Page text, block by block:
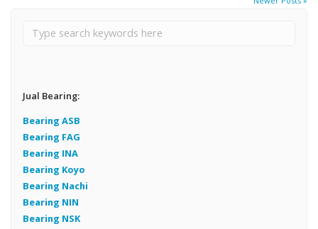
Jual Bearing:
Bearing ASB
Bearing FAG
Bearing INA
Bearing Koyo
Bearing Nachi
Bearing NIN
Bearing NSK